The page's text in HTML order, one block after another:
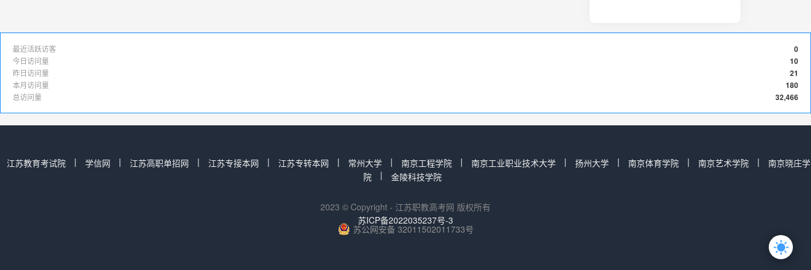
0
最近活跃访客
10
今日访问量
21
昨日访问量
180
本月访问量
32,466
总访问量
江苏教育考试院 | 学信网 | 江苏高职单招网 | 江苏专接本网 | 江苏专转本网 | 常州大学 | 南京工程学院 | 南京工业职业技术大学 | 扬州大学 | 南京体育学院 | 南京艺术学院 |
南京晓庄学
院
| 金陵科技学院
2023 © Copyright - 江苏职教高考网 版权所有
苏ICP备2022035237号-3
苏公网安备 32011502011733号